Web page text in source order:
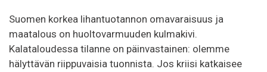
Suomen korkea lihantuotannon omavaraisuus ja
maatalous on huoltovarmuuden kulmakivi.
Kalataloudessa tilanne on päinvastainen: olemme
hälyttävän riippuvaisia tuonnista. Jos kriisi katkaisee